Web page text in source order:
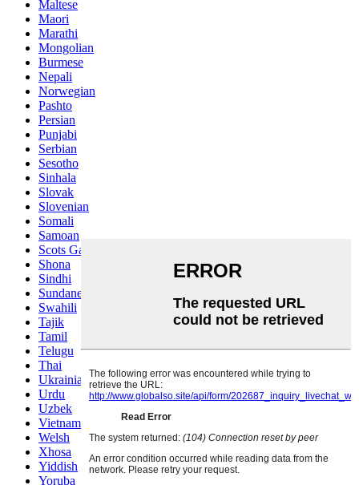
Maltese
Maori
Marathi
Mongolian
Burmese
Nepali
Norwegian
Pashto
Persian
Punjabi
Serbian
Sesotho
Sinhala
Slovak
Slovenian
Somali
Samoan
Scots Gaelic
Shona
Sindhi
Sundanese
Swahili
Tajik
Tamil
Telugu
Thai
Ukrainian
Urdu
Uzbek
Vietnamese
Welsh
Xhosa
Yiddish
Yoruba